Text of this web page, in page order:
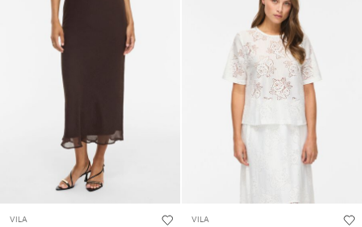
VILA VILA